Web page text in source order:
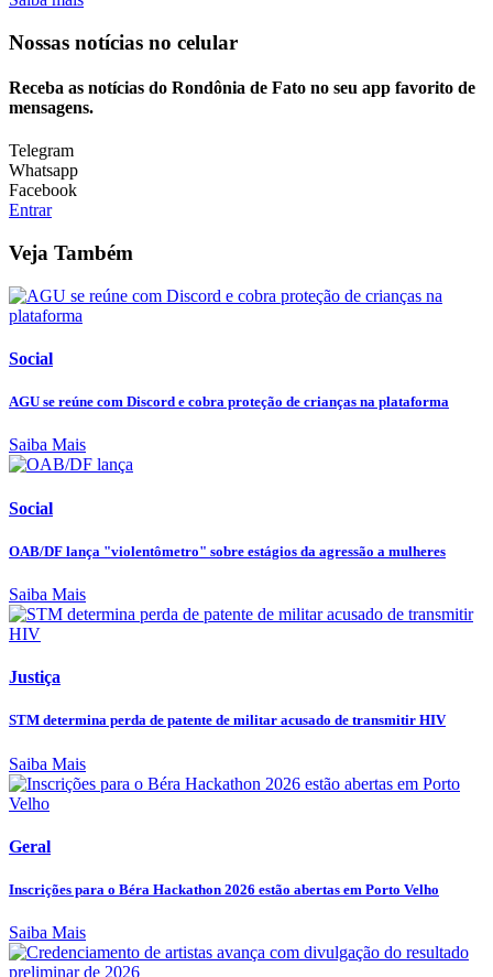
Nossas notícias no celular
Receba as notícias do Rondônia de Fato no seu app favorito de
mensagens.
Telegram
Whatsapp
Facebook
Entrar
Veja Também
Social
AGU se reúne com Discord e cobra proteção de crianças na plataforma
Saiba Mais
Social
OAB/DF lança "violentômetro" sobre estágios da agressão a mulheres
Saiba Mais
Justiça
STM determina perda de patente de militar acusado de transmitir HIV
Saiba Mais
Geral
Inscrições para o Béra Hackathon 2026 estão abertas em Porto Velho
Saiba Mais